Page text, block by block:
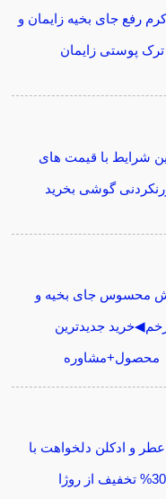
کرم رفع جای بخیه زایمان و
ترک پوستی زایمان
شرایط با قیمت های
گوشی بخرید
محسوس جای بخیه و
جدیدترین
محصول+مشاوره
و ادکلن دلخواهت با
30% تخفیف از روژا